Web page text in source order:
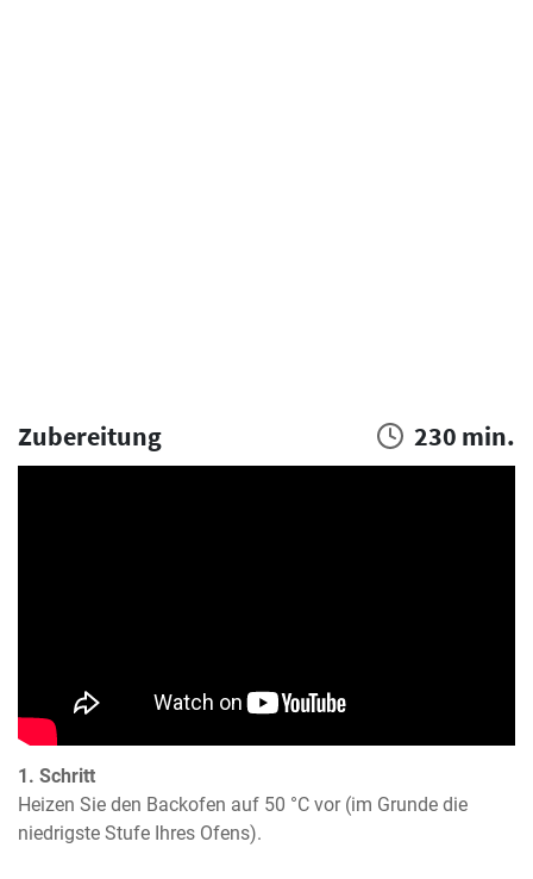
Zubereitung 230 min.
1. Schritt
Heizen Sie den Backofen auf 50 °C vor (im Grunde die
niedrigste Stufe Ihres Ofens).